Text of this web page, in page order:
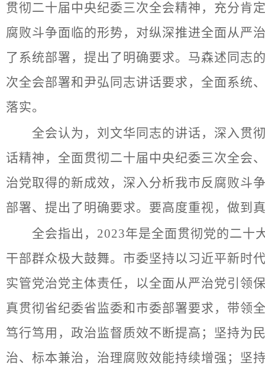
贯彻二十届中央纪委三次全会精神，充分肯
腐败斗争面临的形势，对纵深推进全面从严
了系统部署，提出了明确要求。马森述同志
次全会部署和尹弘同志讲话要求，全面系统
落实。
全会认为，刘文华同志的讲话，深入贯彻
话精神，全面贯彻二十届中央纪委三次全会
治党取得的新成效，深入分析我市反腐败斗
部署、提出了明确要求。要高度重视，做到
全会指出，2023年是全面贯彻党的二十
干部群众极大鼓舞。市委坚持以习近平新时
实管党治党主体责任，以全面从严治党引领
真贯彻省纪委省监委和市委部署要求，带领
笃行笃用，政治监督质效不断提高；坚持为
治、标本兼治，治理腐败效能持续增强；坚